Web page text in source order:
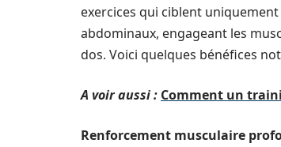
exercices qui ciblent
abdominaux, engageant les
dos. Voici quelques bénéfices
A voir aussi : Comment un
Renforcement musculaire